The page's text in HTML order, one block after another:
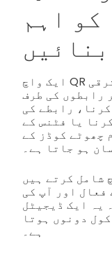
کو اہم
بنائیں
ایک واچ QR کوڈ صرف ٹیکنالوجی میں ایک ترقی
رابطوں کی طرف
کرنا، رابطے کی
یا فٹنس کے
چھوٹے کوڈز کے
ہو جاتا ہے۔
شامل کرتے ہیں
فعال اور آپ کی
یہ ایک ڈیجیٹل
دونوں ہوتا
ہے۔